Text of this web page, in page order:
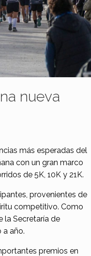
nueva
más esperadas del
con un gran marco
de 5K, 10K y 21K.
provenientes de
competitivo. Como
la Secretaría de
a año.
premios en